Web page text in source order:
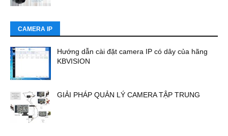
CAMERA IP
Hướng dẫn cài đặt camera IP có dây của hãng
KBVISION
GIẢI PHÁP QUẢN LÝ CAMERA TẬP TRUNG